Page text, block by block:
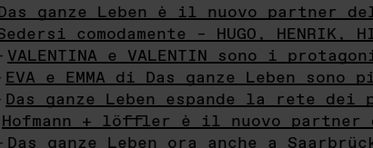
ganze Leben è il nuovo partner
comodamente – HUGO, HENRIK,
VALENTINA e VALENTIN sono i
EVA e EMMA di Das ganze Leben
Das ganze Leben espande la rete
Hofmann + löffler è il nuovo partner
Das ganze Leben ora anche a